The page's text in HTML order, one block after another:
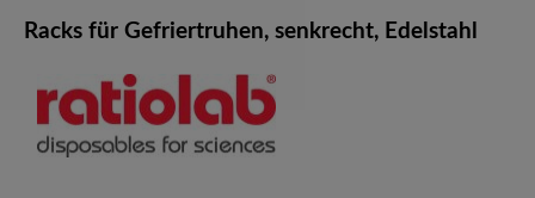
Racks für Gefriertruhen, senkrecht, Edelstahl